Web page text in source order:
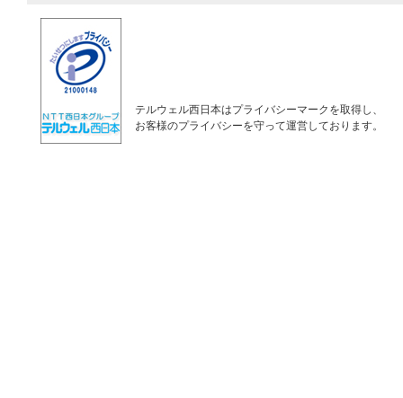
テルウェル西日本はプライバシーマークを取得し、
お客様のプライバシーを守って運営しております。